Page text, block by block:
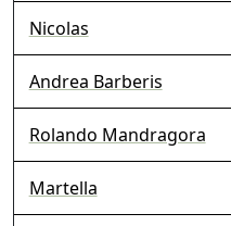
Nicolas
Andrea Barberis
Rolando Mandragora
Martella